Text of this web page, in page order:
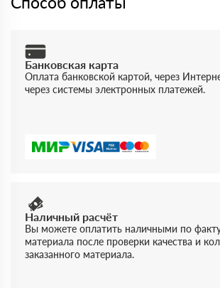
Банковская карта
Оплата банковской картой, через
через системы электронных платежей.
Наличный расчёт
Вы можете оплатить наличными по
материала после проверки качества и
заказанного материала.